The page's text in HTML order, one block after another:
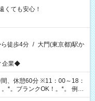
ても安心！
徒歩4分 / 大門(東京都)駅か
業◆
、休憩60分 ※11：00～18：
ルセンター/受付/販売/カフェ